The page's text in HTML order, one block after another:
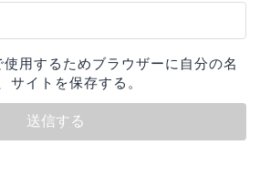
用するためブラウザーに自分の名
サイトを保存する。